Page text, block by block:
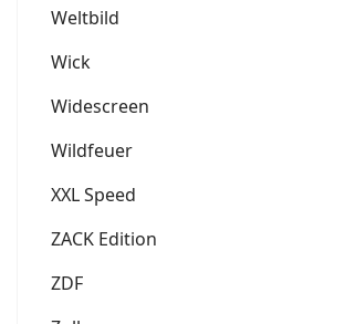
Weltbild
Wick
Widescreen
Wildfeuer
XXL Speed
ZACK Edition
ZDF